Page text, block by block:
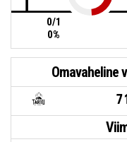
0/1
0%
Omavaheline